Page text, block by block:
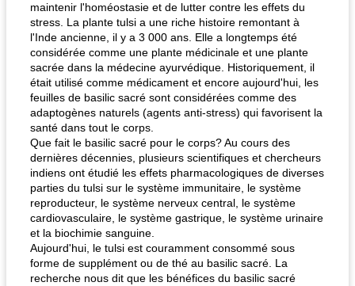
maintenir l'homéostasie et de lutter contre les effets du
stress. La plante tulsi a une riche histoire remontant à
l'Inde ancienne, il y a 3 000 ans. Elle a longtemps été
considérée comme une plante médicinale et une plante
sacrée dans la médecine ayurvédique. Historiquement, il
était utilisé comme médicament et encore aujourd'hui, les
feuilles de basilic sacré sont considérées comme des
adaptogènes naturels (agents anti-stress) qui favorisent la
santé dans tout le corps.
Que fait le basilic sacré pour le corps? Au cours des
dernières décennies, plusieurs scientifiques et chercheurs
indiens ont étudié les effets pharmacologiques de diverses
parties du tulsi sur le système immunitaire, le système
reproducteur, le système nerveux central, le système
cardiovasculaire, le système gastrique, le système urinaire
et la biochimie sanguine.
Aujourd'hui, le tulsi est couramment consommé sous
forme de supplément ou de thé au basilic sacré. La
recherche nous dit que les bénéfices du basilic sacré